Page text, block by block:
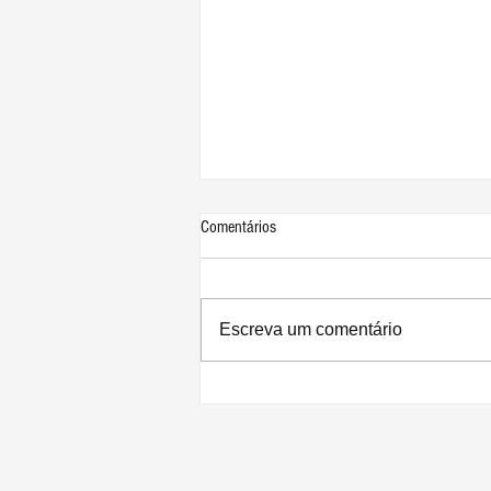
Comentários
Escreva um comentário